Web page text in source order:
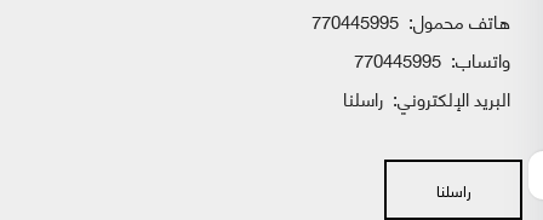
هاتف محمول: 770445995
واتساب:
البريد الإلكتروني: راسلنا
راسلنا